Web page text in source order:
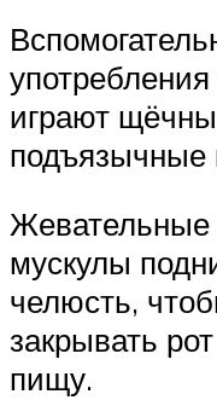
играют
мускулы
челюсть,
закрывать
пищу.